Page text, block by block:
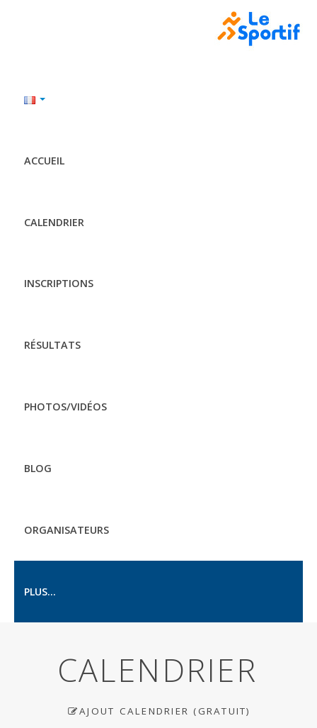
ACCUEIL
CALENDRIER
INSCRIPTIONS
RÉSULTATS
PHOTOS/VIDÉOS
BLOG
ORGANISATEURS
PLUS...
CALENDRIER
AJOUT CALENDRIER (GRATUIT)